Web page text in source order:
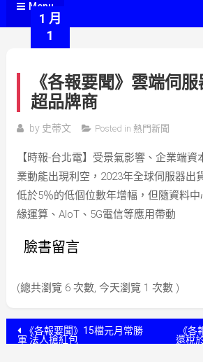
Menu
1 月
1
《各報要聞》雲端伺
超品牌商
by 史蒂文 Posted in 熱門新聞
【時報-台北電】受景氣影響、企業端
業動能出現利空，2023年全球伺服器出
低於5％的低個位數年增幅，但隨資料
緣運算、AIoT、5G電信等應用帶動
臉書留言
(總共瀏覽 6 次數, 今天瀏覽 1 次數 )
文 《各報要聞》15檔元月常勝
軍 法人搶紅包
《
還稅